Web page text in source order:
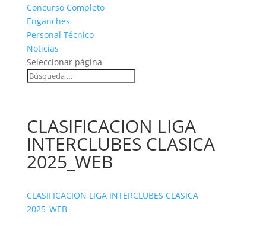
Concurso Completo
Enganches
Personal Técnico
Noticias
Seleccionar página
CLASIFICACION LIGA
INTERCLUBES CLASICA
2025_WEB
CLASIFICACION LIGA INTERCLUBES CLASICA
2025_WEB